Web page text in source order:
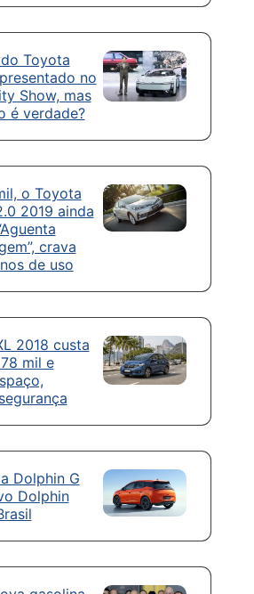
Toyota
no
Show, mas
é verdade?
o Toyota
2019 ainda
crava
de uso
2018 custa
mil e
Dolphin G
Dolphin